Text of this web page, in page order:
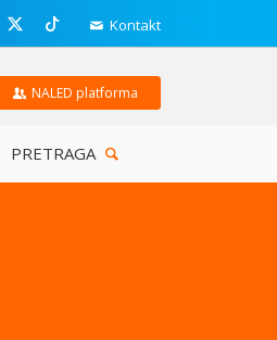
Kontakt
NALED platforma
PRETRAGA